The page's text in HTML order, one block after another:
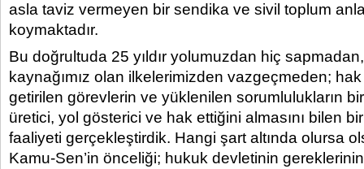
asla taviz vermeyen bir sendika ve sivil toplum
koymaktadır.
Bu doğrultuda 25 yıldır yolumuzdan hiç
kaynağımız olan ilkelerimizden vazgeçmeden;
getirilen görevlerin ve yüklenilen sorumlulukların
üretici, yol gösterici ve hak ettiğini almasını bilen
faaliyeti gerçekleştirdik. Hangi şart altında olursa
Kamu-Sen’in önceliği; hukuk devletinin